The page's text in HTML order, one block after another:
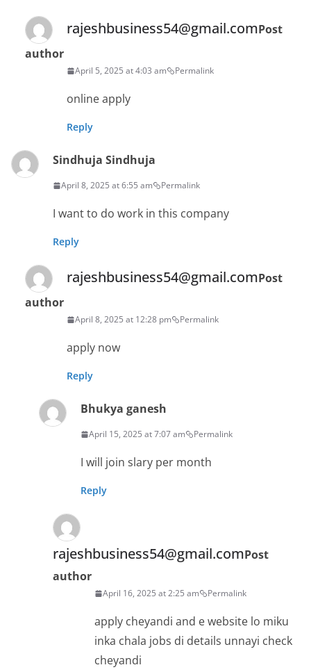
rajeshbusiness54@gmail.comPost
author
April 5, 2025 at 4:03 am Permalink
online apply
Reply
Sindhuja Sindhuja
April 8, 2025 at 6:55 am Permalink
I want to do work in this company
Reply
rajeshbusiness54@gmail.comPost
author
April 8, 2025 at 12:28 pm Permalink
apply now
Reply
Bhukya ganesh
April 15, 2025 at 7:07 am Permalink
I will join slary per month
Reply
rajeshbusiness54@gmail.comPost
author
April 16, 2025 at 2:25 am Permalink
apply cheyandi and e website lo miku
inka chala jobs di details unnayi check
cheyandi